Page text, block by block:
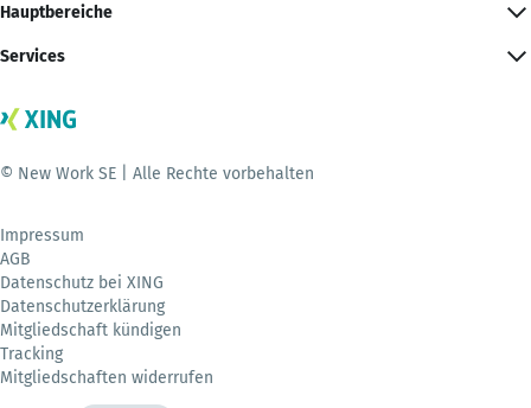
Hauptbereiche
Services
© New Work SE | Alle Rechte vorbehalten
Impressum
AGB
Datenschutz bei XING
Datenschutzerklärung
Mitgliedschaft kündigen
Tracking
Mitgliedschaften widerrufen